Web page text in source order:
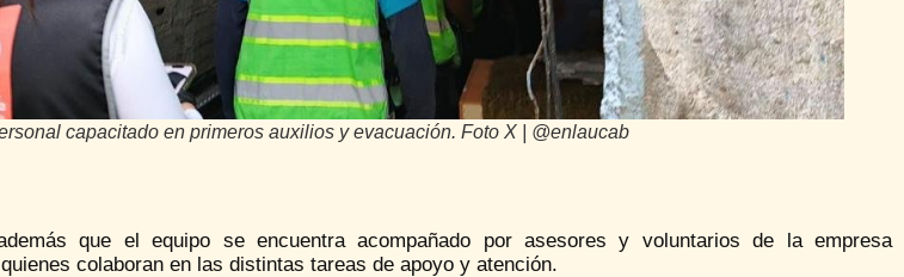
capacitado en primeros auxilios y evacuación. Foto X | @enlaucab
que el equipo se encuentra acompañado por asesores y voluntarios de la empresa
colaboran en las distintas tareas de apoyo y atención.